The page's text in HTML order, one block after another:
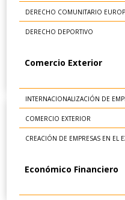
DERECHO COMUNITARIO
DERECHO DEPORTIVO
Comercio Exterior
INTERNACIONALIZACIÓN DE
COMERCIO EXTERIOR
CREACIÓN DE EMPRESAS EN EL
Económico Financiero